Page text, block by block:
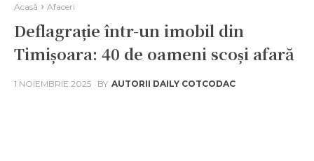
Acasă Afaceri
Deflagrație într-un imobil din
Timișoara: 40 de oameni scoși afară
1 NOIEMBRIE 2025 BY AUTORII DAILY COTCODAC